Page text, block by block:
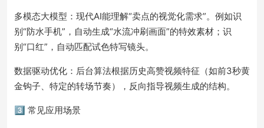
多模态大模型：现代AI能理解“卖点的视觉化需求”。例如识
别“防水手机”，自动生成“水流冲刷画面”的特效素材；识
别“口红”，自动匹配试色特写镜头。
数据驱动优化：后台算法根据历史高赞视频特征（如前3秒黄
金钩子、特定的转场节奏），反向指导视频生成的结构。
3️⃣ 常见应用场景